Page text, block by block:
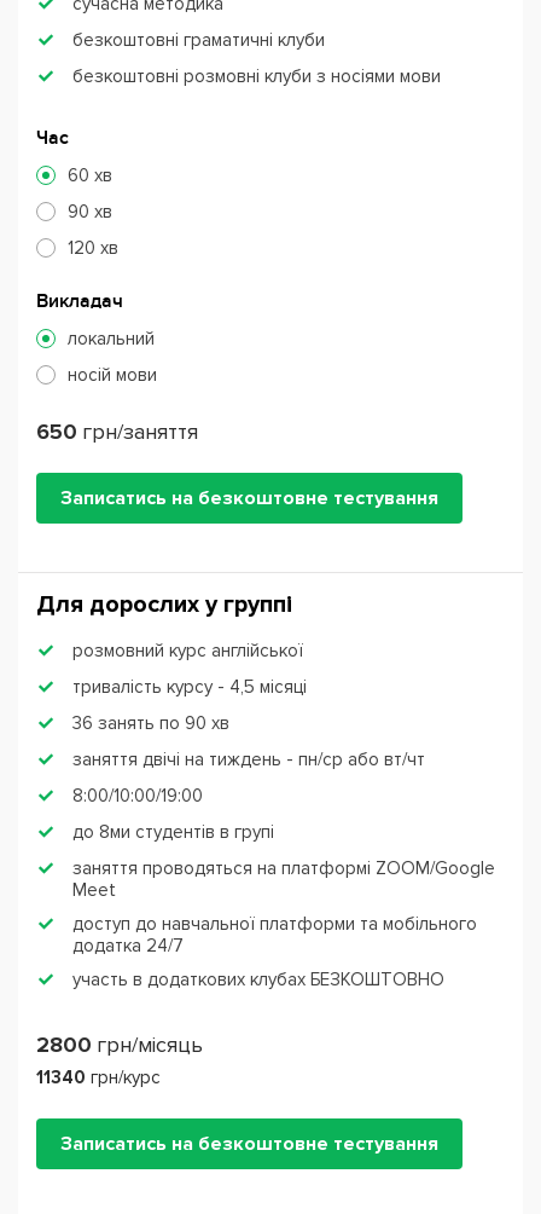
безкоштовні граматичні клуби
безкоштовні розмовні клуби з носіями мови
Час
60 хв
90 хв
120 хв
Викладач
локальний
носій мови
650 грн/заняття
Записатись на безкоштовне тестування
Для дорослих у группі
розмовний курс англійської
тривалість курсу - 4,5 місяці
36 занять по 90 хв
заняття двічі на тиждень - пн/ср або вт/чт
8:00/10:00/19:00
до 8ми студентів в групі
заняття проводяться на платформі ZOOM/Google
Meet
доступ до навчальної платформи та мобільного
додатка 24/7
участь в додаткових клубах БЕЗКОШТОВНО
2800 грн/місяць
11340 грн/курс
Записатись на безкоштовне тестування